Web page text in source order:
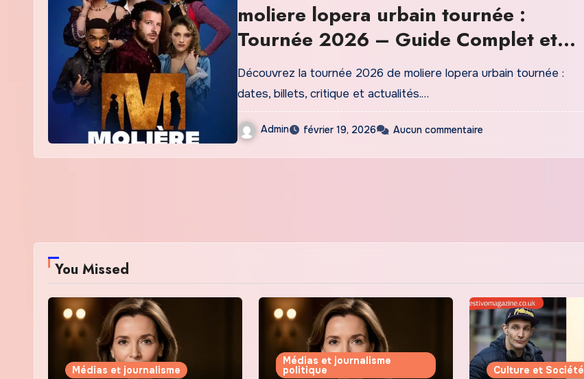
moliere lopera urbain tournée :
Tournée 2026 – Guide Complet et
Actualités
Découvrez la tournée 2026 de moliere lopera urbain tournée :
dates, billets, critique et actualités.…
Admin février 19, 2026 Aucun commentaire
You Missed
Médias et journalisme
Médias et journalisme
politique Culture et Société